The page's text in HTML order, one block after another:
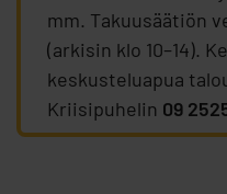
mm. Takuusäätiön
(arkisin klo 10–14).
keskusteluapua
Kriisipuhelin 09